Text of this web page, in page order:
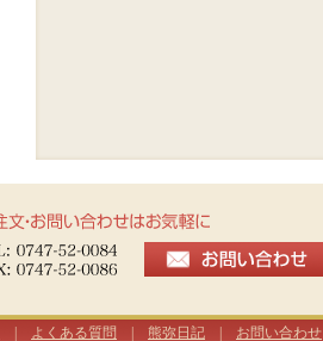
よくある質問 熊弥日記 お問い合わせ